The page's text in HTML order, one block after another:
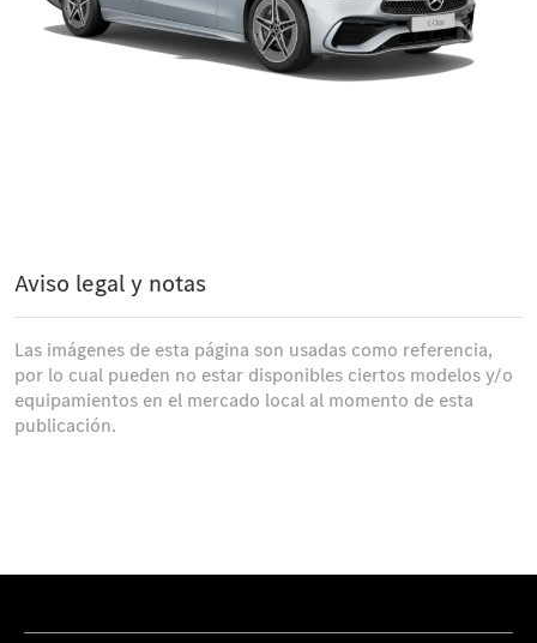
Aviso legal y notas
Las imágenes de esta página son usadas como referencia,
por lo cual pueden no estar disponibles ciertos modelos y/o
equipamientos en el mercado local al momento de esta
publicación.